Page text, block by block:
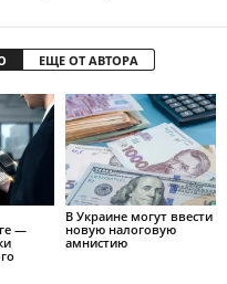
ЕЩЕ ОТ АВТОРА
—
В Украине могут ввести
новую налоговую
амнистию